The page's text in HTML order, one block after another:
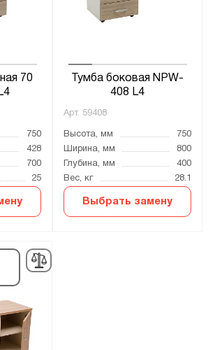
70
750
428
700
25
Тумба боковая NPW-
408 L4
Арт. 59408
Высота, мм
750
Ширина, мм
800
Глубина, мм
400
Вес, кг
28.1
Выбрать замену